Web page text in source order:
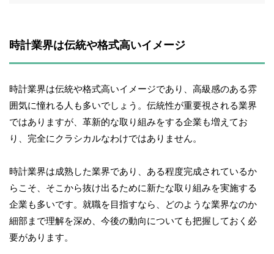
時計業界は伝統や格式高いイメージ
時計業界は伝統や格式高いイメージであり、高級感のある雰
囲気に憧れる人も多いでしょう。伝統性が重要視される業界
ではありますが、革新的な取り組みをする企業も増えてお
り、完全にクラシカルなわけではありません。
時計業界は成熟した業界であり、ある程度完成されているか
らこそ、そこから抜け出るために新たな取り組みを実施する
企業も多いです。就職を目指すなら、どのような業界なのか
細部まで理解を深め、今後の動向についても把握しておく必
要があります。